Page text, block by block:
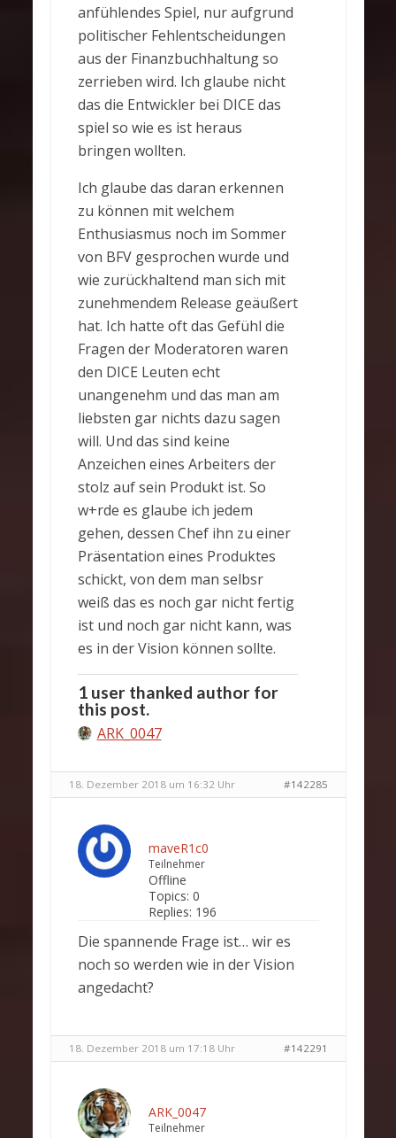
anfühlendes Spiel, nur aufgrund
politischer Fehlentscheidungen
aus der Finanzbuchhaltung so
zerrieben wird. Ich glaube nicht
das die Entwickler bei DICE das
spiel so wie es ist heraus
bringen wollten.
Ich glaube das daran erkennen
zu können mit welchem
Enthusiasmus noch im Sommer
von BFV gesprochen wurde und
wie zurückhaltend man sich mit
zunehmendem Release geäußert
hat. Ich hatte oft das Gefühl die
Fragen der Moderatoren waren
den DICE Leuten echt
unangenehm und das man am
liebsten gar nichts dazu sagen
will. Und das sind keine
Anzeichen eines Arbeiters der
stolz auf sein Produkt ist. So
w+rde es glaube ich jedem
gehen, dessen Chef ihn zu einer
Präsentation eines Produktes
schickt, von dem man selbsr
weiß das es noch gar nicht fertig
ist und noch gar nicht kann, was
es in der Vision können sollte.
1 user thanked author for
this post.
ARK_0047
18. Dezember 2018 um 16:32 Uhr #142285
maveR1c0
Teilnehmer
Offline
Topics: 0
Replies: 196
Die spannende Frage ist… wir es
noch so werden wie in der Vision
angedacht?
18. Dezember 2018 um 17:18 Uhr #142291
ARK_0047
Teilnehmer